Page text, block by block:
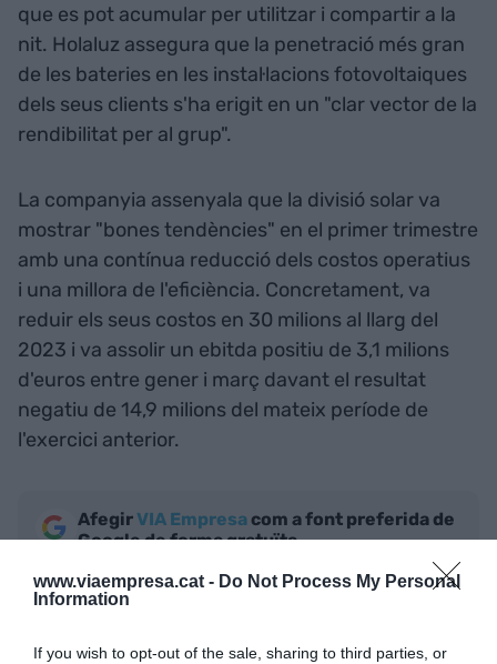
www.viaempresa.cat - Do Not Process My Personal
Information
If you wish to opt-out of the sale, sharing to third parties, or
que es pot acumular per utilitzar i compartir a la
nit. Holaluz assegura que la penetració més gran
de les bateries en les instal·lacions fotovoltaiques
dels seus clients s'ha erigit en un "clar vector de la
rendibilitat per al grup".
La companyia assenyala que la divisió solar va
mostrar "bones tendències" en el primer trimestre
amb una contínua reducció dels costos operatius
i una millora de l'eficiència. Concretament, va
reduir els seus costos en 30 milions al llarg del
2023 i va assolir un ebitda positiu de 3,1 milions
d'euros entre gener i març davant el resultat
negatiu de 14,9 milions del mateix període de
l'exercici anterior.
AfegirVIA Empresa com a font preferida de
Google de forma gratuïta
Estigues informat amb les últimes notícies d'actualitat
ACTIVAR ARA